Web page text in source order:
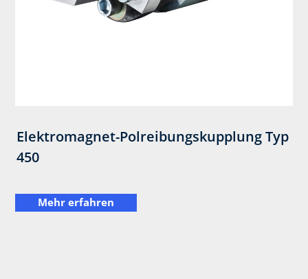
Elektromagnet-Polreibungskupplung Typ
450
Mehr erfahren